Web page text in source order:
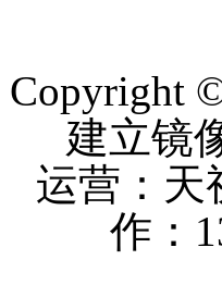
Copyright
建立镜
运营：
作：